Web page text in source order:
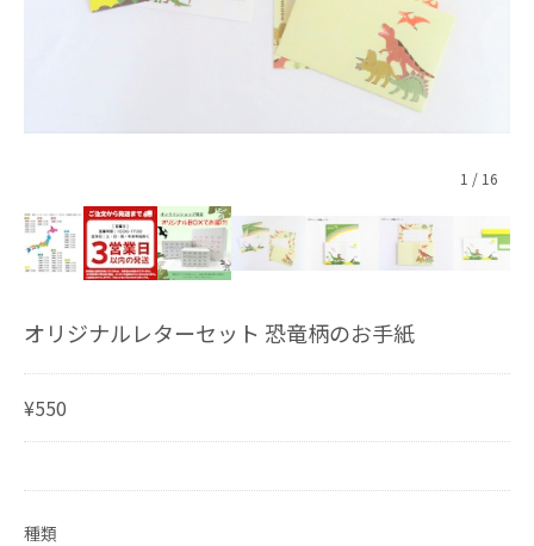
1 / 16
オリジナルレターセット 恐竜柄のお手紙
¥550
種類